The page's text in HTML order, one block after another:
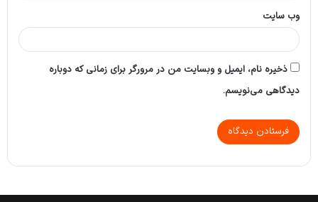
وب‌ سایت
ذخیره نام، ایمیل و وبسایت من در مرورگر برای زمانی که دوباره
دیدگاهی می‌نویسم.